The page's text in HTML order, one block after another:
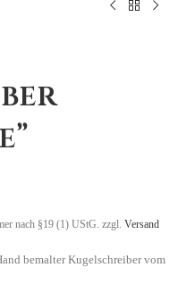
nach §19 (1) UStG. zzgl.Versand
bemalter Kugelschreiber vom